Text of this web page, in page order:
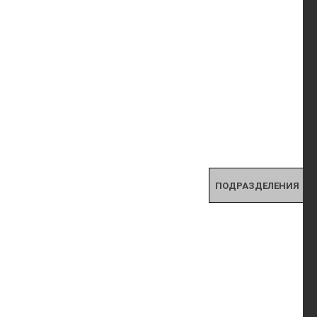
ПОДРАЗДЕЛЕНИЯ